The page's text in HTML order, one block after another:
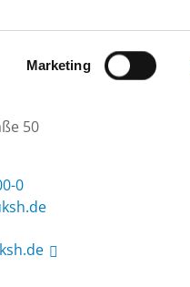
Marketing
50
0